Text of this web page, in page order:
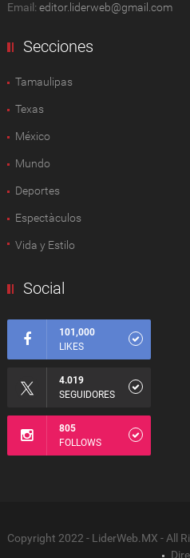
Email: editor.liderweb@gmail.com
Secciones
Tamaulipas
Texas
México
Mundo
Deportes
Espectàculos
Vida y Estilo
Social
101,000
LIKES
4.019
SEGUIDORES
805
FOLLOWS
Copyright 2022 - LiderWeb.MX - All